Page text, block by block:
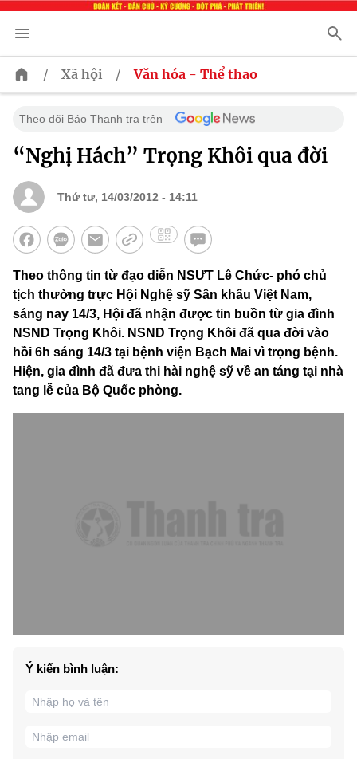
/ Xã hội / Văn hóa - Thể thao
Theo dõi Báo Thanh tra trên
“Nghị Hách” Trọng Khôi qua đời
Thứ tư, 14/03/2012 - 14:11
Theo thông tin từ đạo diễn NSƯT Lê Chức- phó chủ
tịch thường trực Hội Nghệ sỹ Sân khấu Việt Nam,
sáng nay 14/3, Hội đã nhận được tin buồn từ gia đình
NSND Trọng Khôi. NSND Trọng Khôi đã qua đời vào
hồi 6h sáng 14/3 tại bệnh viện Bạch Mai vì trọng bệnh.
Hiện, gia đình đã đưa thi hài nghệ sỹ về an táng tại nhà
tang lễ của Bộ Quốc phòng.
Ý kiến bình luận: